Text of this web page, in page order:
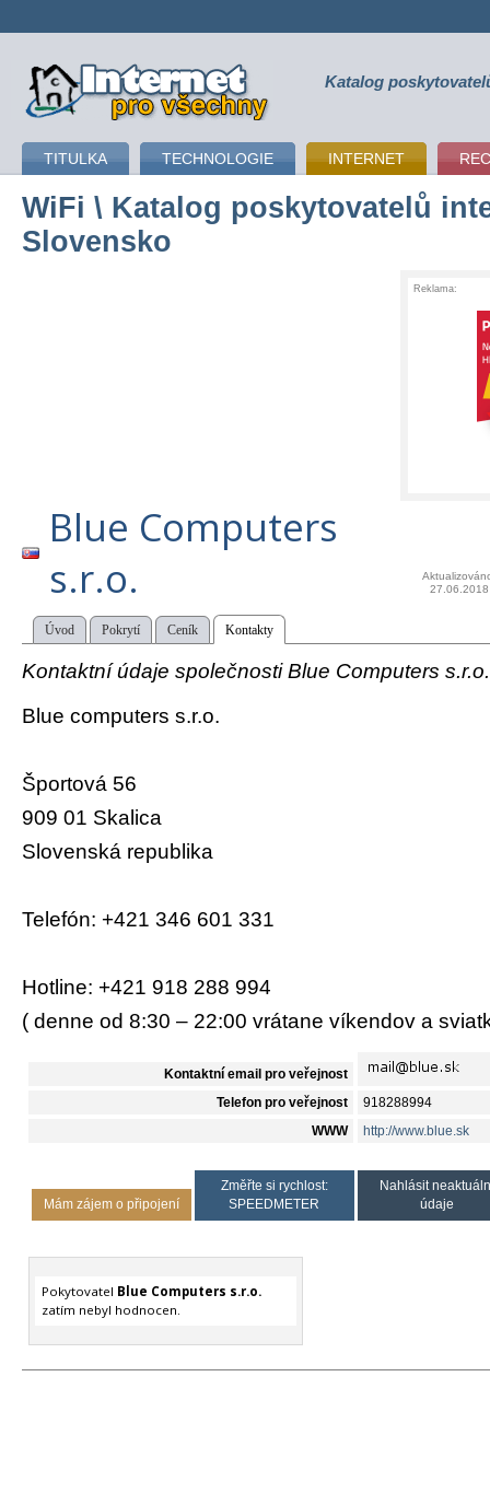
připojení k internetu Katalog
TITULKA TECHNOLOGIE INTERNET
WiFi \ Katalog poskytovatelů
Slovensko
Reklama:
Blue Computers
s.r.o.
27.06.2018
Úvod Pokrytí Ceník Kontakty
Kontaktní údaje společnosti Blue Computers
Blue computers s.r.o.
Športová 56
909 01 Skalica
Slovenská republika
Telefón: +421 346 601 331
Hotline: +421 918 288 994
( denne od 8:30 – 22:00 vrátane víkendov a
Kontaktní email pro veřejnost
Telefon pro veřejnost 918288994
WWW http://www.blue.sk
Mám zájem o připojení
Změřte si rychlost:
SPEEDMETER
Nahlásit
údaje
Pokytovatel Blue Computers s.r.o.
zatím nebyl hodnocen.